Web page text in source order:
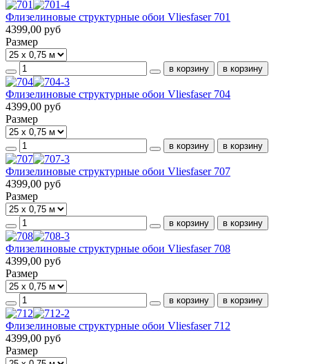
Флизелиновые структурные обои Vliesfaser 701
4399,00 руб
Размер
Флизелиновые структурные обои Vliesfaser 704
4399,00 руб
Размер
Флизелиновые структурные обои Vliesfaser 707
4399,00 руб
Размер
Флизелиновые структурные обои Vliesfaser 708
4399,00 руб
Размер
Флизелиновые структурные обои Vliesfaser 712
4399,00 руб
Размер